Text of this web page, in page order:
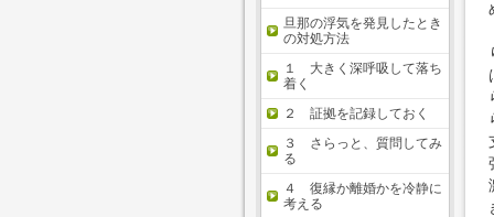
旦那の浮気を発見したとき
の対処方法
１ 大きく深呼吸して落ち
着く
２ 証拠を記録しておく
３ さらっと、質問してみ
る
４ 復縁か離婚かを冷静に
考える